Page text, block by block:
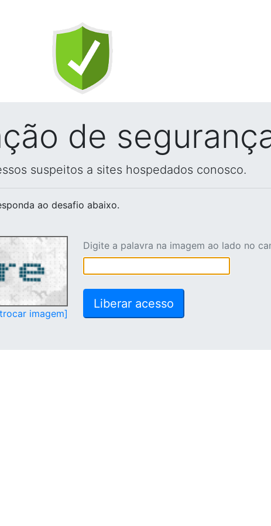
de
suspeitos a sites hospedados conosco.
ao desafio abaixo.
imagem]
Digite a palavra na imagem ao lado no